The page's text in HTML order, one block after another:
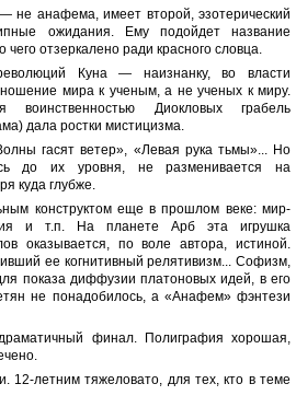
не анафема, имеет второй, эзотерический
ожидания. Ему подойдет название
отзеркалено ради красного словца.
Куна — наизнанку, во власти
мира к ученым, а не ученых к миру.
Диокловых грабель
дала ростки мистицизма.
гасят ветер», «Левая рука тьмы»... Но
до их уровня, не разменивается на
куда глубже.
конструктом еще в прошлом веке: мир-
и т.п. На планете Арб эта игрушка
оказывается, по воле автора, истиной.
ее когнитивный релятивизм... Софизм,
показа диффузии платоновых идей, в его
не понадобилось, а «Анафем» фэнтези
финал. Полиграфия хорошая,
12-летним тяжеловато, для тех, кто в теме